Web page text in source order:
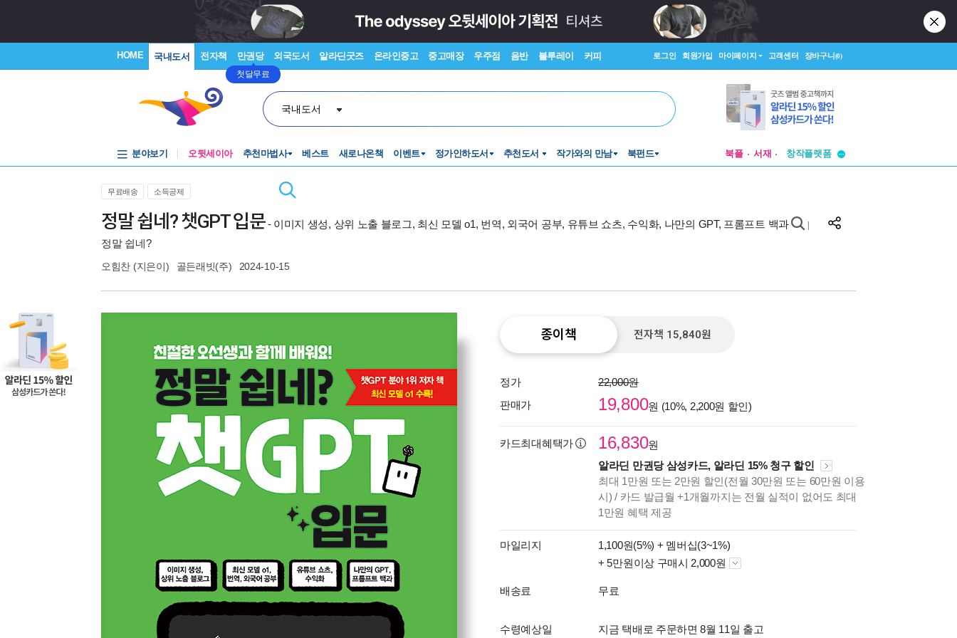
HOME 국내도서 전자책 만권당
첫달무료
외국도서 알라딘굿즈 온라인중고 중고매장 우주점 음반 블루레이 커피 로그인 회원가입 마이페이지 고객센터 장바구니(0)
국내도서
분야보기 오뒷세이아 추천마법사 베스트 새로나온책 이벤트 정가인하도서 추천도서 작가와의 만남 북펀드 북플 서재
창작플랫폼
무료배송
소득공제
정말 쉽네? 챗GPT 입문- 이미지 생성, 상위 노출 블로그, 최신 모델 o1, 번역, 외국어 공부, 유튜브 쇼츠, 수익화, 나만의 GPT, 프롬프트 백과
정말 쉽네?
오힘찬 (지은이) 골든래빗(주) 2024-10-15
종이책 전자책 15,840원
정가
22,000원
판매가
19,800원 (10%, 2,200원 할인)
카드최대혜택가 16,830원
알라딘 만권당 삼성카드, 알라딘 15% 청구 할인
최대 1만원 또는 2만원 할인(전월 30만원 또는 60만원 이용
시) / 카드 발급월 +1개월까지는 전월 실적이 없어도 최대
1만원 혜택 제공
마일리지 1,100원(5%) + 멤버십(3~1%)
+ 5만원이상 구매시 2,000원
배송료 무료
수령예상일 지금 택배로 주문하면 8월 11일 출고